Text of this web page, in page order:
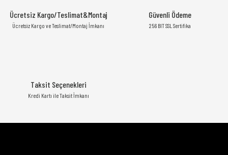
Ücretsiz Kargo/Teslimat&Montaj
Ücretsiz Kargo ve Teslimat/Montaj İmkanı
Güvenli Ödeme
256 BIT SSL Sertifika
Taksit Seçenekleri
Kredi Kartı ile Taksit İmkanı